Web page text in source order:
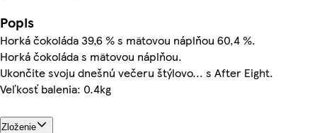
Popis
Horká čokoláda 39,6 % s mätovou náplňou 60,4 %.
Horká čokoláda s mätovou náplňou.
Ukončite svoju dnešnú večeru štýlovo... s After Eight.
Veľkosť balenia: 0.4kg
Zloženie